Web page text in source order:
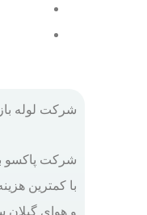
شرکت لوله
شرکت پاکسو
با کمترین
و هوای گیلان